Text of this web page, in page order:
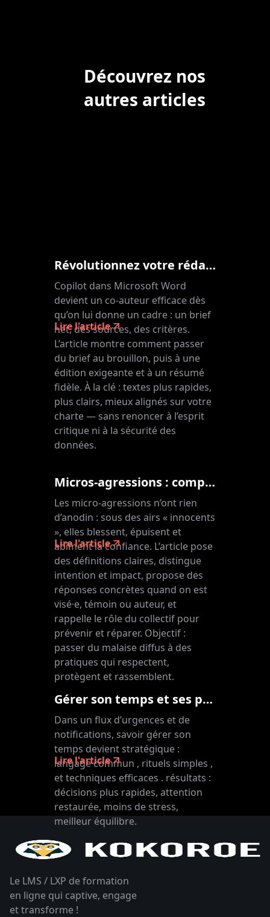
Découvrez nos
autres articles
Révolutionnez votre rédaction avec Copilot M365 dans Word
Copilot dans Microsoft Word
devient un co-auteur efficace dès
qu’on lui donne un cadre : un brief
net, des sources, des critères.
L’article montre comment passer
du brief au brouillon, puis à une
édition exigeante et à un résumé
fidèle. À la clé : textes plus rapides,
plus clairs, mieux alignés sur votre
charte — sans renoncer à l’esprit
critique ni à la sécurité des
données.
Lire l'article
Micros-agressions : comprendre et réagir
Les micro-agressions n’ont rien
d’anodin : sous des airs « innocents
», elles blessent, épuisent et
abîment la confiance. L’article pose
des définitions claires, distingue
intention et impact, propose des
réponses concrètes quand on est
visé·e, témoin ou auteur, et
rappelle le rôle du collectif pour
prévenir et réparer. Objectif :
passer du malaise diffus à des
pratiques qui respectent,
protègent et rassemblent.
Lire l'article
Gérer son temps et ses priorités : reprendre la main sans s’épuiser
Dans un flux d’urgences et de
notifications, savoir gérer son
temps devient stratégique :
langage commun , rituels simples ,
et techniques efficaces . résultats :
décisions plus rapides, attention
restaurée, moins de stress,
meilleur équilibre.
Lire l'article
Le LMS / LXP de formation
en ligne qui captive, engage
et transforme !